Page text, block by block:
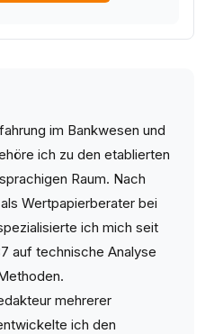
im Bankwesen und
ich zu den etablierten
Raum. Nach
Wertpapierberater bei
ich mich seit
auf technische Analyse
mehrerer
ich den